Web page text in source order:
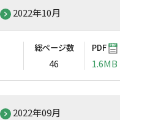
2022年10月
総ページ数
46
PDF
1.6MB
2022年09月